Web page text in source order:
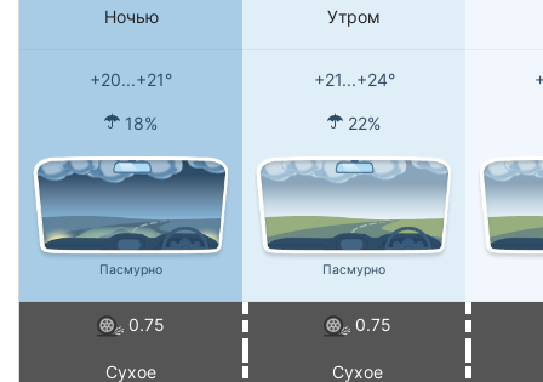
Ночью Утром
+20...+21° +21...+24°
18% 22%
Пасмурно Пасмурно
0.75 0.75
Сухое Сухое